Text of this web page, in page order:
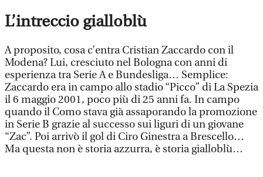
L’intreccio gialloblù
A proposito, cosa c’entra Cristian Zaccardo con il
Modena? Lui, cresciuto nel Bologna con anni di
esperienza tra Serie A e Bundesliga… Semplice:
Zaccardo era in campo allo stadio “Picco” di La Spezia
il 6 maggio 2001, poco più di 25 anni fa. In campo
quando il Como stava già assaporando la promozione
in Serie B grazie al successo sui liguri di un giovane
“Zac”. Poi arrivò il gol di Ciro Ginestra a Brescello…
Ma questa non è storia azzurra, è storia gialloblù…